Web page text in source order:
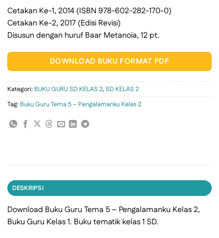
Cetakan Ke-1, 2014 (ISBN 978-602-282-170-0)
Cetakan Ke-2, 2017 (Edisi Revisi)
Disusun dengan huruf Baar Metanoia, 12 pt.
DOWNLOAD BUKU FORMAT PDF
Kategori: BUKU GURU SD KELAS 2,SD KELAS 2
Tag: Buku Guru Tema 5 – Pengalamanku Kelas 2
DESKRIPSI
Download Buku Guru Tema 5 – Pengalamanku Kelas 2,
Buku Guru Kelas 1. Buku tematik kelas 1 SD.